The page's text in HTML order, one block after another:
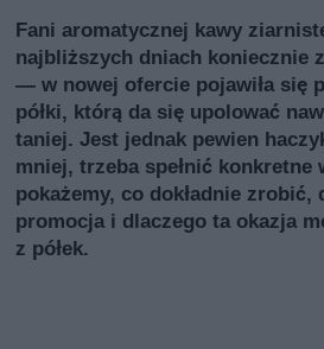
Fani aromatycznej kawy
najbliższych dniach koniecznie
— w nowej ofercie pojawiła się
półki, którą da się upolować
taniej. Jest jednak pewien
mniej, trzeba spełnić konkretne
pokażemy, co dokładnie zrobić,
promocja i dlaczego ta okazja
z półek.